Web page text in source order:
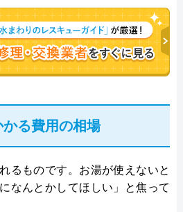
お客様に信頼される「給湯器」のスペシ
る費用の相場
るものです。お湯が使えないと
なんとかしてほしい」と焦って